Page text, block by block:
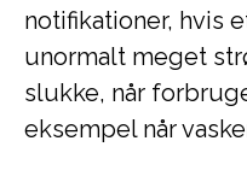
notifikationer, hvis
unormalt meget
slukke, når
eksempel når